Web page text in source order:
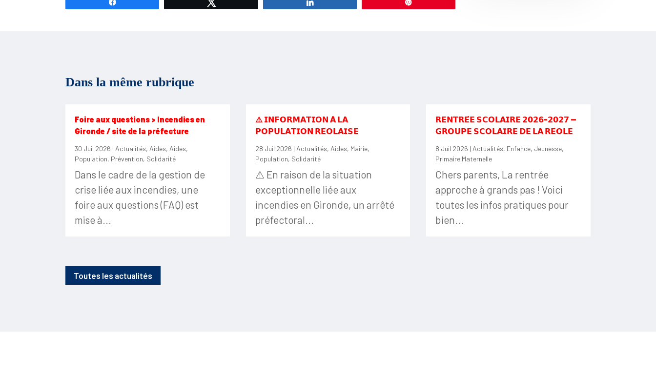
Dans la même rubrique
Foire aux questions > Incendies en
Gironde / site de la préfecture
30 Juil 2026 | Actualités, Aides, Aides,
Population, Prévention, Solidarité
Dans le cadre de la gestion de
crise liée aux incendies, une
foire aux questions (FAQ) est
mise à...
⚠️ 𝗜𝗡𝗙𝗢𝗥𝗠𝗔𝗧𝗜𝗢𝗡 𝗔̀ 𝗟𝗔
𝗣𝗢𝗣𝗨𝗟𝗔𝗧𝗜𝗢𝗡 𝗥𝗘́𝗢𝗟𝗔𝗜𝗦𝗘
28 Juil 2026 | Actualités, Aides, Mairie,
Population, Solidarité
⚠️ En raison de la situation
exceptionnelle liée aux
incendies en Gironde, un arrêté
préfectoral...
𝗥𝗘𝗡𝗧𝗥𝗘́𝗘 𝗦𝗖𝗢𝗟𝗔𝗜𝗥𝗘 𝟮𝟬𝟮𝟲-𝟮𝟬𝟮𝟳 —
𝗚𝗥𝗢𝗨𝗣𝗘 𝗦𝗖𝗢𝗟𝗔𝗜𝗥𝗘 𝗗𝗘 𝗟𝗔 𝗥𝗘́𝗢𝗟𝗘
8 Juil 2026 | Actualités, Enfance, Jeunesse,
Primaire Maternelle
Chers parents, La rentrée
approche à grands pas ! Voici
toutes les infos pratiques pour
bien...
Toutes les actualités